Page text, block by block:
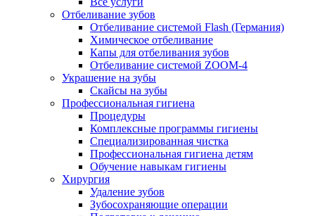
Отбеливание зубов
Отбеливание системой Flash (Германия)
Химическое отбеливание
Капы для отбеливания зубов
Отбеливание системой ZOOM-4
Украшение на зубы
Скайсы на зубы
Профессиональная гигиена
Процедуры
Комплексные программы гигиены
Специализированная чистка
Профессиональная гигиена детям
Обучение навыкам гигиены
Хирургия
Удаление зубов
Зубосохраняющие операции